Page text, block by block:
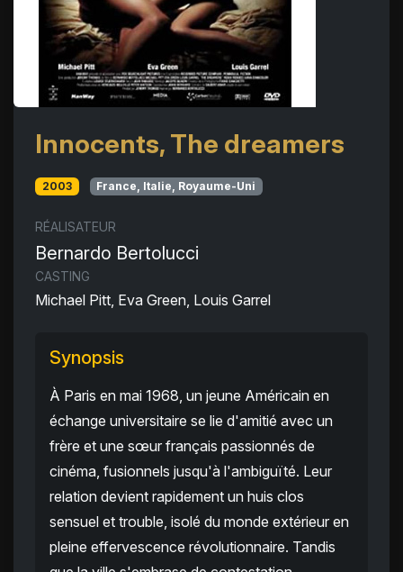
Innocents, The dreamers
2003 France, Italie, Royaume-Uni
RÉALISATEUR
Bernardo Bertolucci
CASTING
Michael Pitt, Eva Green, Louis Garrel
Synopsis
À Paris en mai 1968, un jeune Américain en
échange universitaire se lie d'amitié avec un
frère et une sœur français passionnés de
cinéma, fusionnels jusqu'à l'ambiguïté. Leur
relation devient rapidement un huis clos
sensuel et trouble, isolé du monde extérieur en
pleine effervescence révolutionnaire. Tandis